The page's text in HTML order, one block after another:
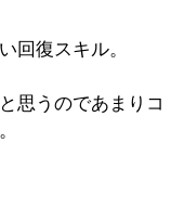
回復スキル。
思うのであまりコ